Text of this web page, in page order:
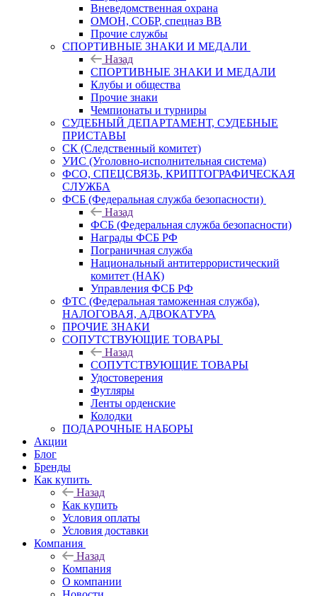
Вневедомственная охрана
ОМОН, СОБР, спецназ ВВ
Прочие службы
СПОРТИВНЫЕ ЗНАКИ И МЕДАЛИ
Назад
СПОРТИВНЫЕ ЗНАКИ И МЕДАЛИ
Клубы и общества
Прочие знаки
Чемпионаты и турниры
СУДЕБНЫЙ ДЕПАРТАМЕНТ, СУДЕБНЫЕ
ПРИСТАВЫ
СК (Следственный комитет)
УИС (Уголовно-исполнительная система)
ФСО, СПЕЦСВЯЗЬ, КРИПТОГРАФИЧЕСКАЯ
СЛУЖБА
ФСБ (Федеральная служба безопасности)
Назад
ФСБ (Федеральная служба безопасности)
Награды ФСБ РФ
Пограничная служба
Национальный антитеррористический
комитет (НАК)
Управления ФСБ РФ
ФТС (Федеральная таможенная служба),
НАЛОГОВАЯ, АДВОКАТУРА
ПРОЧИЕ ЗНАКИ
СОПУТСТВУЮЩИЕ ТОВАРЫ
Назад
СОПУТСТВУЮЩИЕ ТОВАРЫ
Удостоверения
Футляры
Ленты орденские
Колодки
ПОДАРОЧНЫЕ НАБОРЫ
Акции
Блог
Бренды
Как купить
Назад
Как купить
Условия оплаты
Условия доставки
Компания
Назад
Компания
О компании